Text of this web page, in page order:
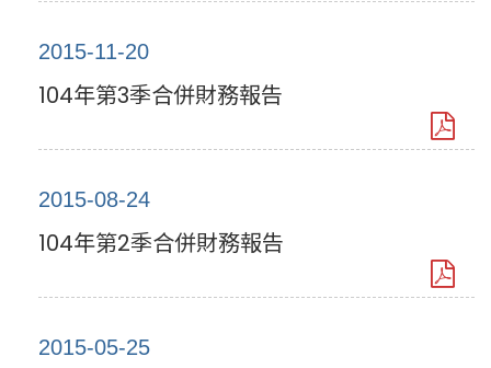
2015-11-20
104年第3季合併財務報告
2015-08-24
104年第2季合併財務報告
2015-05-25